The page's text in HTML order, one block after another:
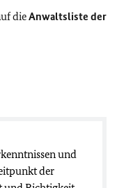
dieAnwaltsliste der
und
der